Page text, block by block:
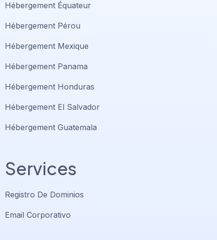
Hébergement Équateur
Hébergement Pérou
Hébergement Mexique
Hébergement Panama
Hébergement Honduras
Hébergement El Salvador
Hébergement Guatemala
Services
Registro De Dominios
Email Corporativo